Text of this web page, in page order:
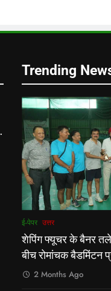
Trending
ई-पेपर उत्तर
शेपिंग फ्यूचर के बैनर
बीच रोमांचक बैडमिंटन
2 Months Ago